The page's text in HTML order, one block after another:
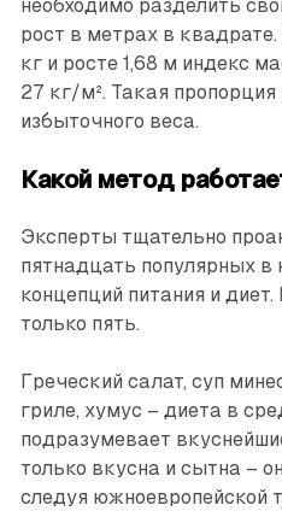
необходимо разделить
рост в метрах в
кг и росте 1,68 м индекс
27 кг/м². Такая пропорция
избыточного веса.
Какой метод
Эксперты тщательно
пятнадцать популярных в
концепций питания и
только пять.
Греческий салат, суп
гриле, хумус – диета в
подразумевает
только вкусна и сытна –
следуя южноевропейской